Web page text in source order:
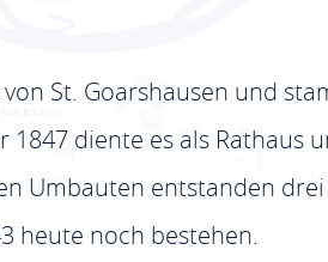
St. Goarshausen und
1847 diente es als Rathaus
Umbauten entstanden
heute noch bestehen.